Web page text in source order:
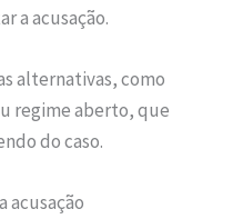
a acusação.
alternativas, como
regime aberto, que
do caso.
acusação